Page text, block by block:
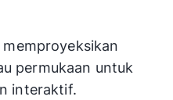
permukaan untuk
interaktif.